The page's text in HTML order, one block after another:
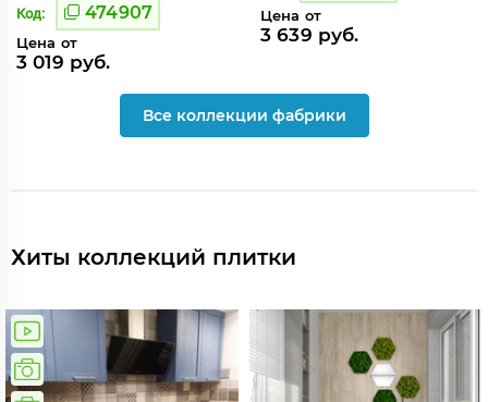
Код: 474907
Цена от
3 019 руб.
Цена от
3 639 руб.
Все коллекции фабрики
Хиты коллекций плитки